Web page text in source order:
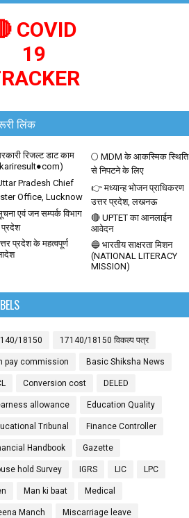
COVID
19
लिंक
रिजल्ट डाट काम
🌕 MDM के आकस्मिक स्थिति
से निपटने के लिए
Pradesh Chief
Office, Lucknow
👉 मध्यान्ह भोजन प्राधिकरण
उत्तर प्रदेश, लखनऊ
एवं जन सम्पर्क विभाग
प्रदेश
🔴 UPTET का आनलाईन
आवेदन
प्रदेश के महत्वपूर्ण
🔵 भारतीय साक्षरता मिशन
(NATIONAL LITERACY
MISSION)
18150 17140/18150 विकल्प पत्र
pay commission Basic Shiksha News
Conversion cost DELED
allowance Education Quality
Tribunal Finance Controller
Handbook Gazette
hold Survey IGRS LIC LPC
Man ki baat Medical
Manch Miscarriage leave